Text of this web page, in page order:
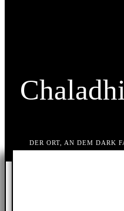
DER ORT, AN DEM DARK